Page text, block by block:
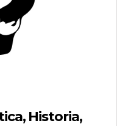
Historia,